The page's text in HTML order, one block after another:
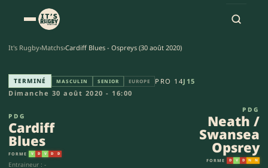
It's Rugby›Matchs›Cardiff Blues - Ospreys (30 août 2020)
Cardiff Blues - Neath /
TERMINÉ MASCULIN SENIOR EUROPE PRO 14J15
Dimanche 30 août 2020 - 16:00
PDG
Cardiff
Blues
FORME V D V D D
Entraineur : -
PDG
Neath /
Swansea
Opsrey
FORME D V D N N